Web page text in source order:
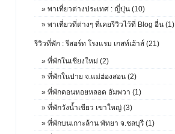
» พาเที่ยวต่างประเทศ : ญี่ปุ่น (10)
» พาเที่ยวที่ต่างๆ ที่เคยรีวิวไว้ที่ Blog อื่น (1)
รีวิวที่พัก : รีสอร์ท โรงแรม เกสท์เฮ้าส์ (21)
» ที่พักในเชียงใหม่ (2)
» ที่พักในปาย จ.แม่ฮ่องสอน (2)
» ที่พักดอนหอยหลอด อัมพวา (1)
» ที่พักวังน้ำเขียว เขาใหญ่ (3)
» ที่พักบนเกาะล้าน พัทยา จ.ชลบุรี (1)